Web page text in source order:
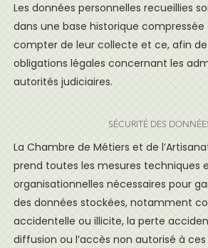
Les données personnelles recueillies
dans une base historique compressée
compter de leur collecte et ce, afin
obligations légales concernant les
autorités judiciaires.
SÉCURITÉ DES
La Chambre de Métiers et de
prend toutes les mesures techniques
organisationnelles nécessaires pour
des données stockées, notamment
accidentelle ou illicite, la perte
diffusion ou l’accès non autorisé à